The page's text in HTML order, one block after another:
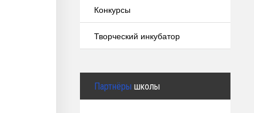
Конкурсы
Творческий инкубатор
Партнёры школы